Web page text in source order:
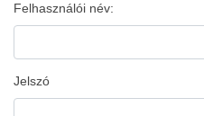
Felhasználói név:
Jelszó